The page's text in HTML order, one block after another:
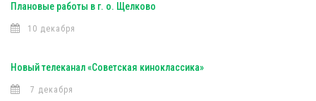
Плановые работы в г. о. Щелково
10 декабря
Новый телеканал «Советская киноклассика»
7 декабря